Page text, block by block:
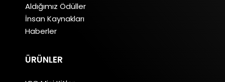
Aldığımız Ödüller
İnsan Kaynakları
Haberler
ÜRÜNLER